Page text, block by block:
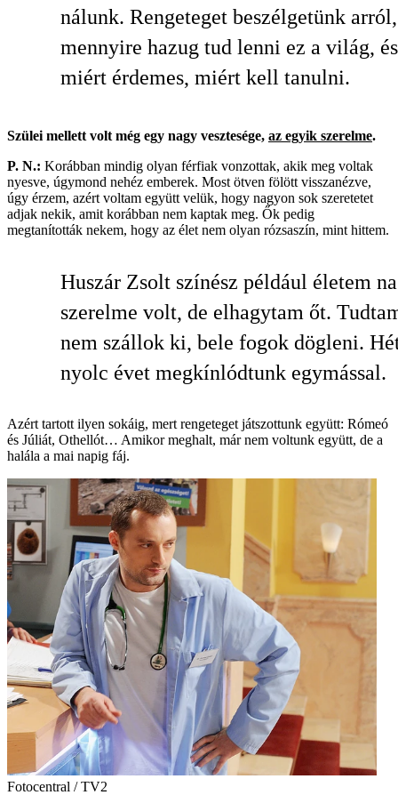
nálunk. Rengeteget beszélgetünk arról,
mennyire hazug tud lenni ez a világ, és
miért érdemes, miért kell tanulni.
Szülei mellett volt még egy nagy vesztesége, az egyik szerelme.
P. N.: Korábban mindig olyan férfiak vonzottak, akik meg voltak
nyesve, úgymond nehéz emberek. Most ötven fölött visszanézve,
úgy érzem, azért voltam együtt velük, hogy nagyon sok szeretetet
adjak nekik, amit korábban nem kaptak meg. Ők pedig
megtanították nekem, hogy az élet nem olyan rózsaszín, mint hittem.
Huszár Zsolt színész például életem
szerelme volt, de elhagytam őt.
nem szállok ki, bele fogok dögleni.
nyolc évet megkínlódtunk egymással.
Azért tartott ilyen sokáig, mert rengeteget játszottunk együtt: Rómeó
és Júliát, Othellót… Amikor meghalt, már nem voltunk együtt, de a
halála a mai napig fáj.
Fotocentral / TV2